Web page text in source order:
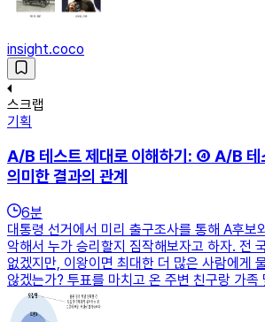
insight.coco
스크랩
기획
A/B 테스트 제대로 이해하기: ④ A/B 테
의미한 결과의 관계
6분
대통령 선거에서 미리 출구조사를 통해 A후보
악해서 누가 승리할지 짐작해보자고 하자. 전
없겠지만, 이왕이면 최대한 더 많은 사람에게
않겠는가? 투표를 마치고 온 주변 친구랑 가족